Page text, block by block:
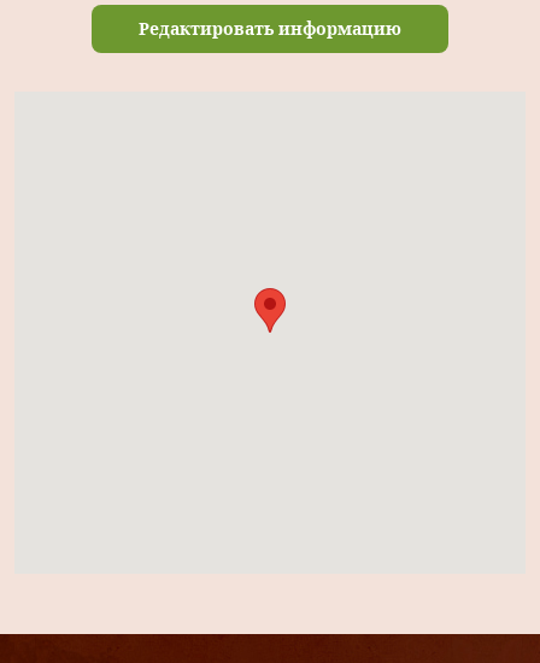
Редактировать информацию